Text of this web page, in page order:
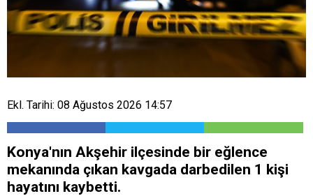
Ekl. Tarihi: 08 Ağustos 2026 14:57
Konya'nın Akşehir ilçesinde bir eğlence
mekanında çıkan kavgada darbedilen 1 kişi
hayatını kaybetti.